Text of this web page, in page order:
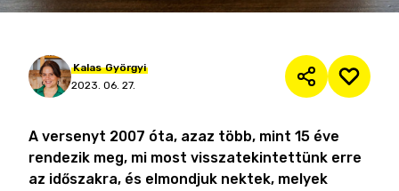
Kalas Györgyi
2023. 06. 27.
A versenyt 2007 óta, azaz több, mint 15 éve
rendezik meg, mi most visszatekintettünk erre
az időszakra, és elmondjuk nektek, melyek